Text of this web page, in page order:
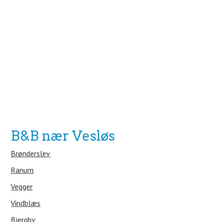
B&B nær Vesløs
Brønderslev
Ranum
Vegger
Vindblæs
Bjergby